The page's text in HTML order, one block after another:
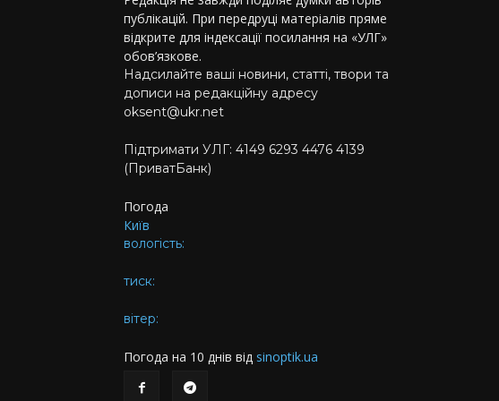
публікацій. При передруці матеріалів пряме
відкрите для індексації посилання на «УЛГ»
обов’язкове.
Надсилайте ваші новини, статті, твори та
дописи на редакційну адресу
oksent@ukr.net
Підтримати УЛГ: 4149 6293 4476 4139
(ПриватБанк)
Погода
Київ
вологість:
тиск:
вітер:
Погода на 10 днів від sinoptik.ua